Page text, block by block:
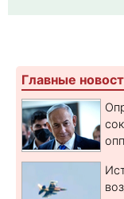
Главные